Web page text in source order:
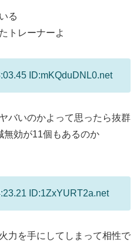
る
トレーナーよ
ID:mKQduDNL0.net
バいのかよって思ったら抜群
無効が11個もあるのか
ID:1ZxYURT2a.net
力を手にしてしまって相性で